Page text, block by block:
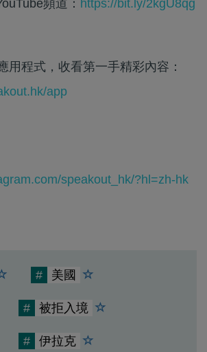
頻道： https://bit.ly/2kgU8qg
用程式，收看第一手精彩內容：
app
speakout_hk/?hl=zh-hk
# 美國
# 被拒入境
# 伊拉克